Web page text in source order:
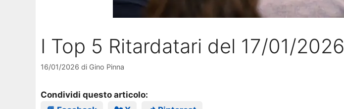
I Top 5 Ritardatari del 17/01/2026
16/01/2026 di Gino Pinna
Condividi questo articolo: